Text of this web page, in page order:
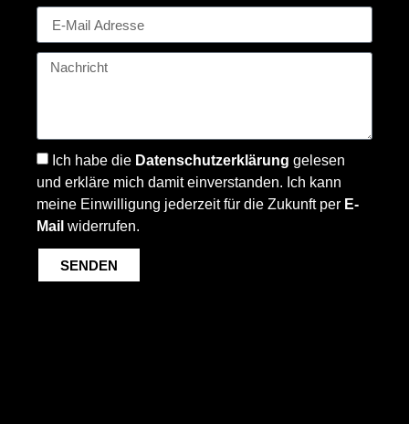
Ich habe die Datenschutzerklärung gelesen
und erkläre mich damit einverstanden. Ich kann
meine Einwilligung jederzeit für die Zukunft per E-
Mail widerrufen.
SENDEN